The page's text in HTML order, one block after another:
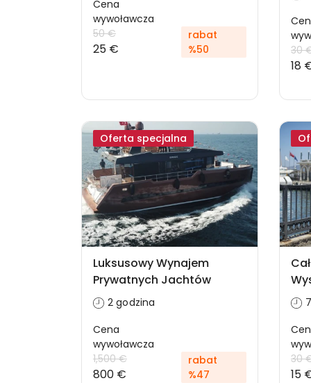
Cena
wywoławcza
50 €
25 €
rabat
%50
30
18
Oferta specjalna
Luksusowy Wynajem
Prywatnych Jachtów
2 godzina
Cena
wywoławcza
1,500 €
800 €
rabat
%47
30
15